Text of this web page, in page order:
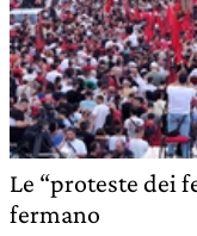
Le “proteste dei
fermano